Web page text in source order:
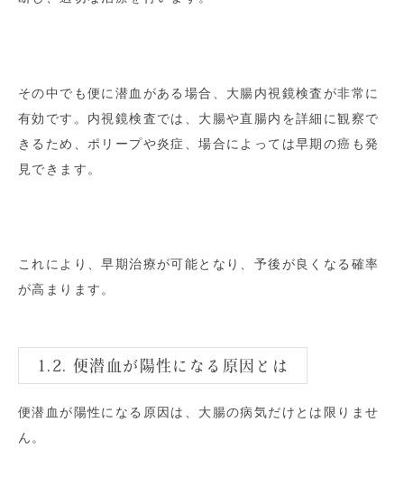
その中でも便に潜血がある場合、大腸内視鏡検査が非常に
有効です。内視鏡検査では、大腸や直腸内を詳細に観察で
きるため、ポリープや炎症、場合によっては早期の癌も発
見できます。
これにより、早期治療が可能となり、予後が良くなる確率
が高まります。
1.2. 便潜血が陽性になる原因とは
便潜血が陽性になる原因は、大腸の病気だけとは限りませ
ん。